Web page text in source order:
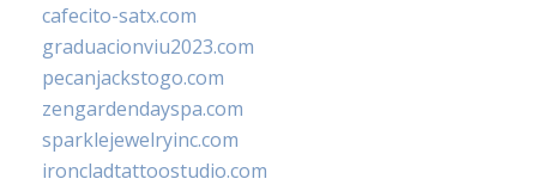
cafecito-satx.com
graduacionviu2023.com
pecanjackstogo.com
zengardendayspa.com
sparklejewelryinc.com
ironcladtattoostudio.com